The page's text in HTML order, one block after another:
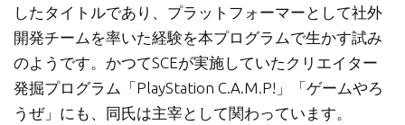
したタイトルであり、プラットフォーマーとして社外
開発チームを率いた経験を本プログラムで生かす試み
のようです。かつてSCEが実施していたクリエイター
発掘プログラム「PlayStation C.A.M.P!」「ゲームやろ
うぜ」にも、同氏は主宰として関わっています。